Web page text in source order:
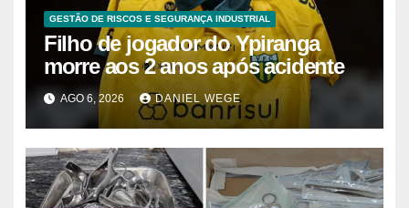
GESTÃO DE RISCOS E SEGURANÇA INDUSTRIAL
Filho de jogador do Ypiranga
morre aos 2 anos após acidente
AGO 6, 2026 DANIEL WEGE